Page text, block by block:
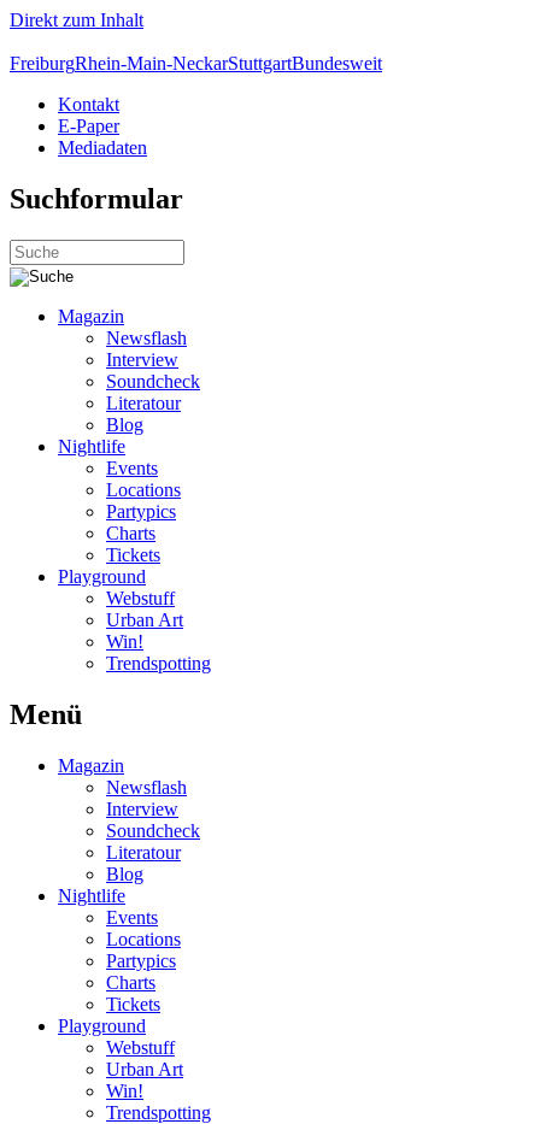
Direkt zum Inhalt
FreiburgRhein-Main-NeckarStuttgartBundesweit
Kontakt
E-Paper
Mediadaten
Suchformular
Magazin
Newsflash
Interview
Soundcheck
Literatour
Blog
Nightlife
Events
Locations
Partypics
Charts
Tickets
Playground
Webstuff
Urban Art
Win!
Trendspotting
Menü
Magazin
Newsflash
Interview
Soundcheck
Literatour
Blog
Nightlife
Events
Locations
Partypics
Charts
Tickets
Playground
Webstuff
Urban Art
Win!
Trendspotting